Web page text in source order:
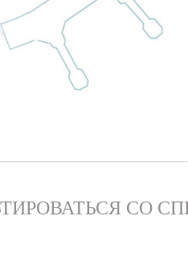
СО